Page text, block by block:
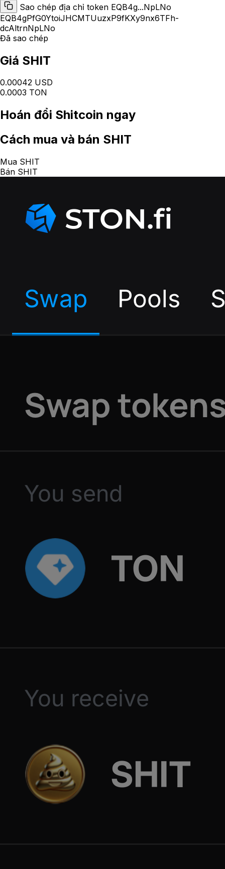
Sao chép địa chỉ token EQB4g...NpLNo
EQB4gPfG0YtoiJHCMTUuzxP9fKXy9nx6TFh-
dcAltrnNpLNo
Đã sao chép
Giá SHIT
0.00042 USD
0.0003 TON
Hoán đổi Shitcoin ngay
Cách mua và bán SHIT
Mua SHIT
Bán SHIT